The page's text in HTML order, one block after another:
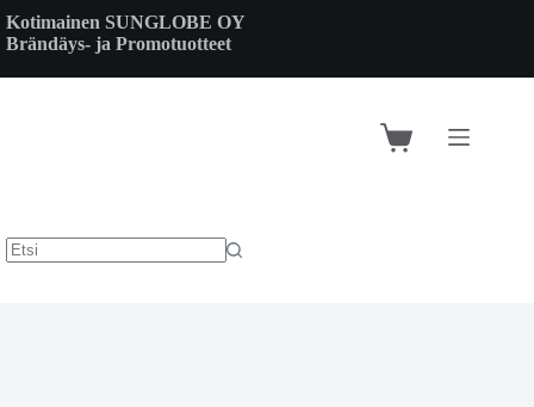
to
content
Kotimainen SUNGLOBE OY
Brändäys- ja Promotuotteet
Shopping